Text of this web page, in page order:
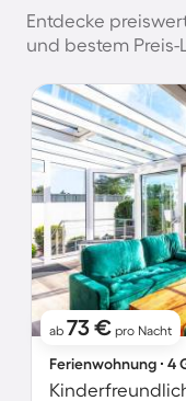
Entdecke
und bestem Preis-
ab 73 € pro Nacht
Ferienwohnung ∙ 4